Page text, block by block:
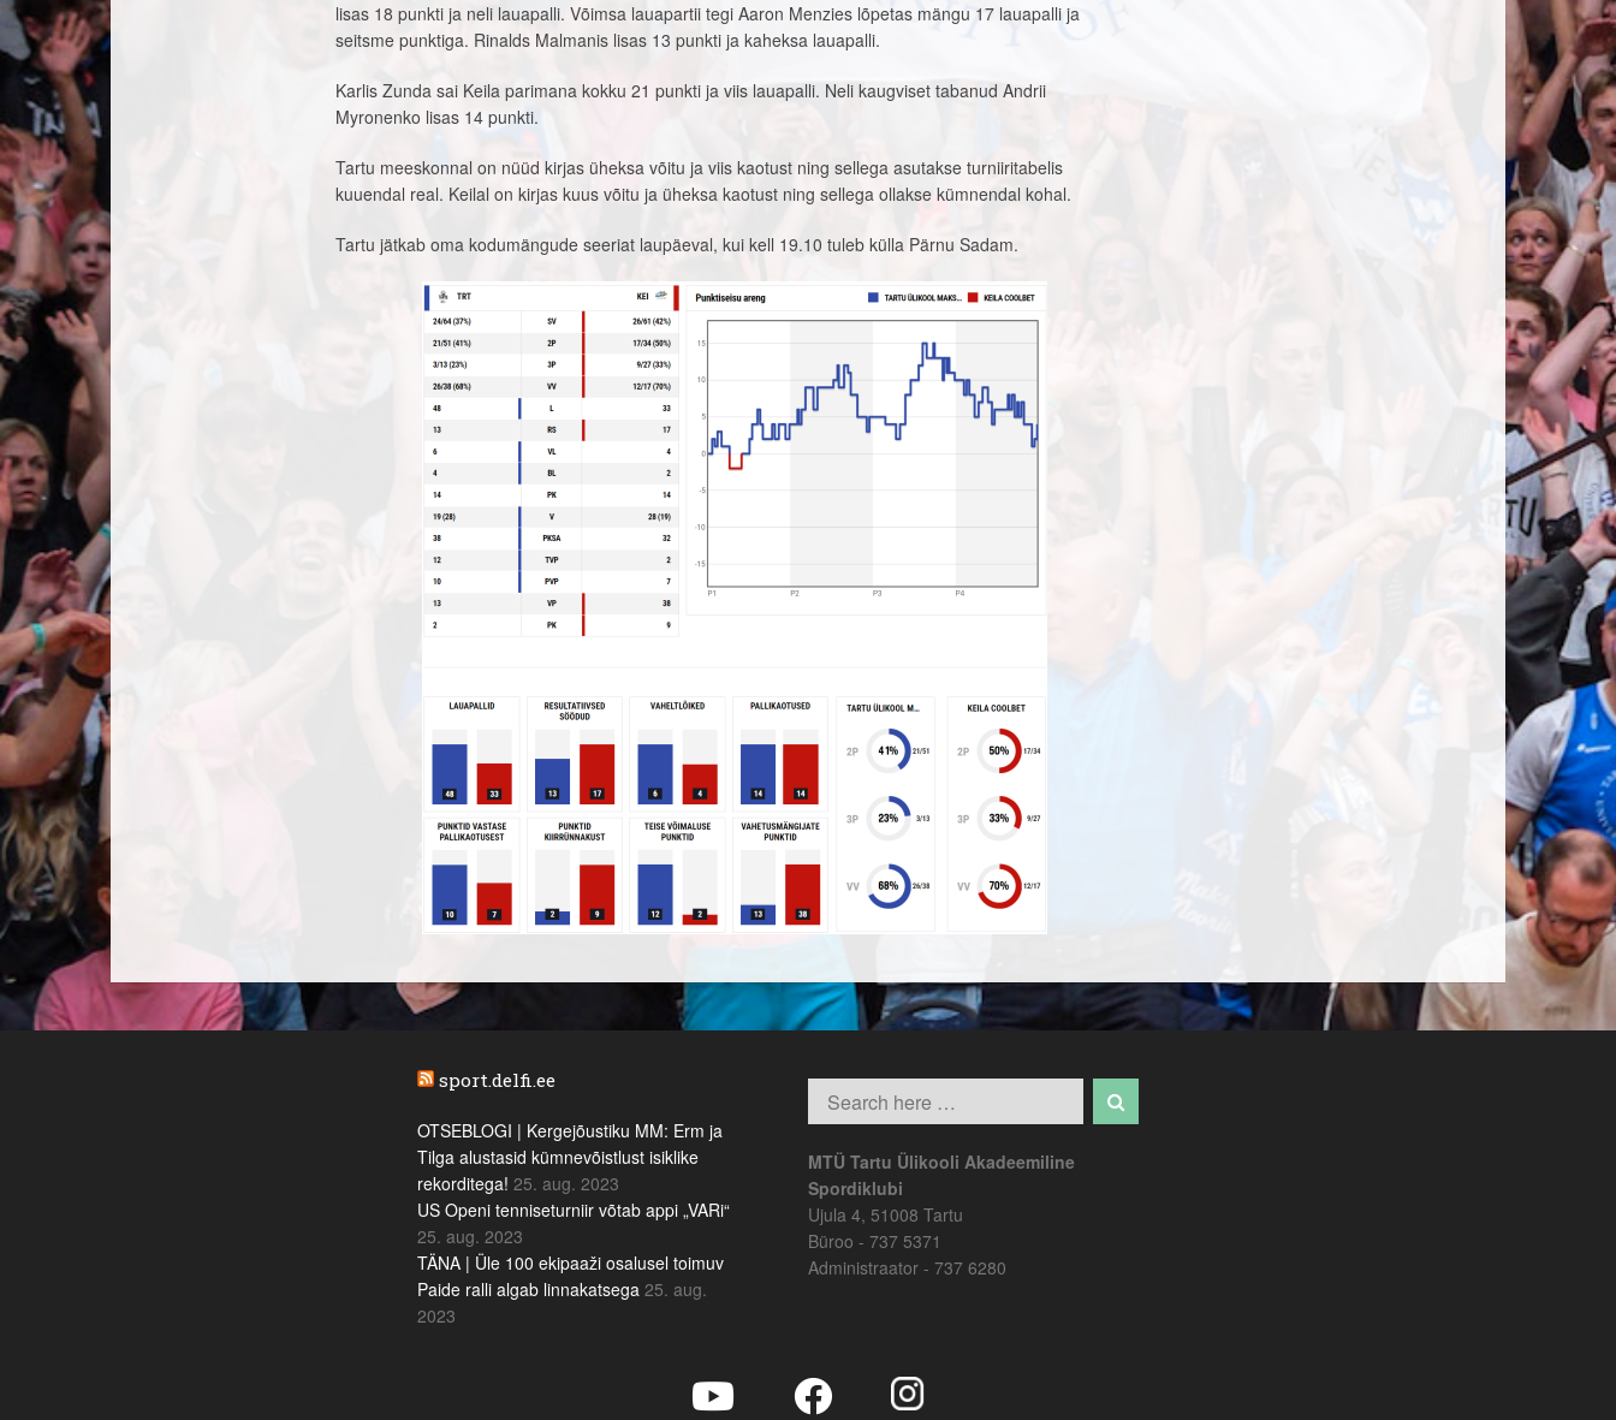
lisas 18 punkti ja neli lauapalli. Võimsa lauapartii tegi Aaron Menzies lõpetas mängu 17 lauapalli ja
seitsme punktiga. Rinalds Malmanis lisas 13 punkti ja kaheksa lauapalli.
Karlis Zunda sai Keila parimana kokku 21 punkti ja viis lauapalli. Neli kaugviset tabanud Andrii
Myronenko lisas 14 punkti.
Tartu meeskonnal on nüüd kirjas üheksa võitu ja viis kaotust ning sellega asutakse turniiritabelis
kuuendal real. Keilal on kirjas kuus võitu ja üheksa kaotust ning sellega ollakse kümnendal kohal.
Tartu jätkab oma kodumängude seeriat laupäeval, kui kell 19.10 tuleb külla Pärnu Sadam.
sport.delfi.ee
OTSEBLOGI | Kergejõustiku MM: Erm ja
Tilga alustasid kümnevõistlust isiklike
rekorditega! 25. aug. 2023
US Openi tenniseturniir võtab appi „VARi“
25. aug. 2023
TÄNA | Üle 100 ekipaaži osalusel toimuv
Paide ralli algab linnakatsega 25. aug.
2023
MTÜ Tartu Ülikooli Akadeemiline
Spordiklubi
Ujula 4, 51008 Tartu
Büroo - 737 5371
Administraator - 737 6280